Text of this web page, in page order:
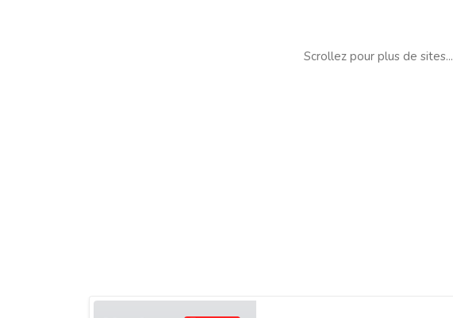
Scrollez pour plus de sites...